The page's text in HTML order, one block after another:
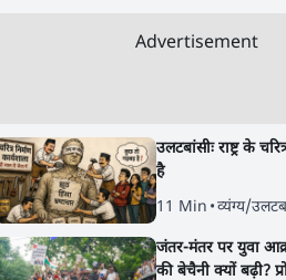
Advertisement
उलटबांसीः राष्ट्र के
है
11 Min •व्यंग्य/
जंतर-मंतर पर युवा
की बेचैनी क्यों बढ़ी?